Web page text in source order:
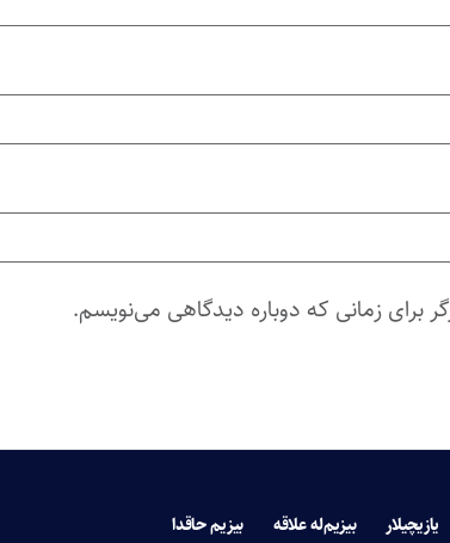
برای زمانی که دوباره دیدگاهی می‌نویسم.
یازیچیلار بیزیم‌له علاقه بیزیم حاقدا